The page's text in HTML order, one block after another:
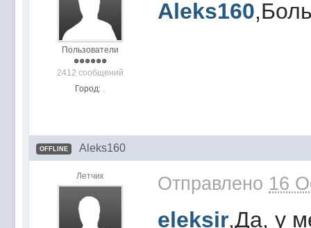
Пользователи
2412 сообщений
Город: .
Aleks160
OFFLINE Aleks160
Летчик Отправлено 16
eleksir,Да, у